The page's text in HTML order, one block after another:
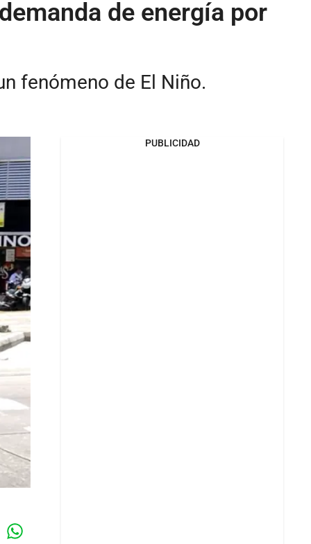
de energía por
fenómeno de El Niño.
PUBLICIDAD